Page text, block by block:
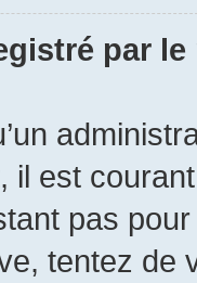
par
il est
pas
tentez de